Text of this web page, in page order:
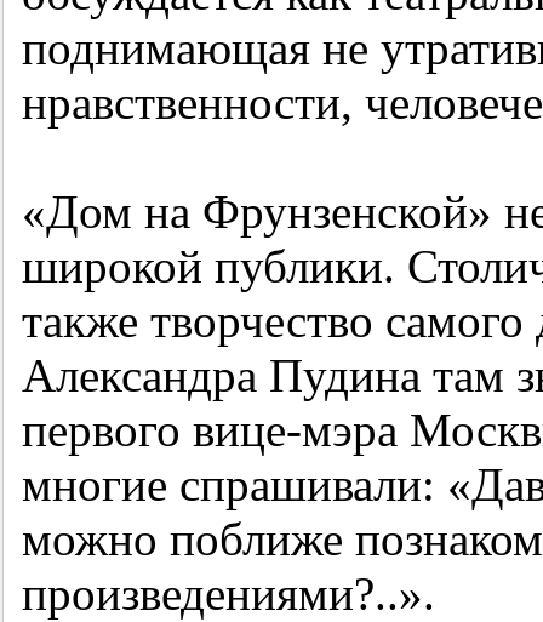
поднимающая не
нравственности,
«Дом на Фрунзенской»
широкой публики.
также творчество
Александра Пудина там
первого вице-мэра
многие спрашивали:
можно поближе
произведениями?..».